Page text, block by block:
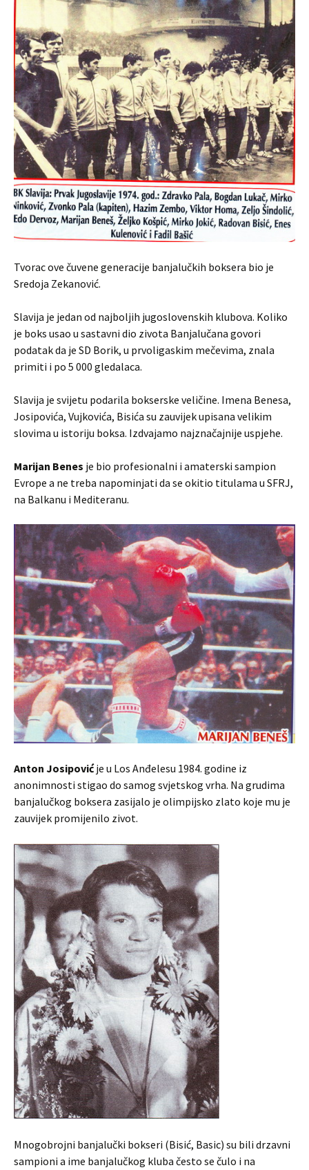
Tvorac ove čuvene generacije banjalučkih boksera bio je
Sredoja Zekanović.
Slavija je jedan od najboljih jugoslovenskih klubova. Koliko
je boks usao u sastavni dio zivota Banjalučana govori
podatak da je SD Borik, u prvoligaskim mečevima, znala
primiti i po 5 000 gledalaca.
Slavija je svijetu podarila bokserske veličine. Imena Benesa,
Josipovića, Vujkovića, Bisića su zauvijek upisana velikim
slovima u istoriju boksa. Izdvajamo najznačajnije uspjehe.
Marijan Benes je bio profesionalni i amaterski sampion
Evrope a ne treba napominjati da se okitio titulama u SFRJ,
na Balkanu i Mediteranu.
Anton Josipovićje u Los Anđelesu 1984. godine iz
anonimnosti stigao do samog svjetskog vrha. Na grudima
banjalučkog boksera zasijalo je olimpijsko zlato koje mu je
zauvijek promijenilo zivot.
Mnogobrojni banjalučki bokseri (Bisić, Basic) su bili drzavni
sampioni a ime banjalučkog kluba često se čulo i na